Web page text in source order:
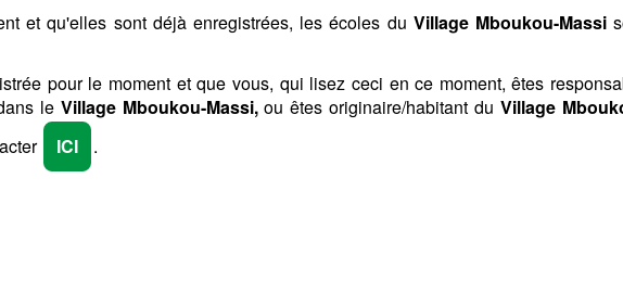
et qu'elles sont déjà enregistrées, les écoles du Village Mboukou-Massi
pour le moment et que vous, qui lisez ceci en ce moment, êtes
le Village Mboukou-Massi,ou êtes originaire/habitant duVillage
ICI .